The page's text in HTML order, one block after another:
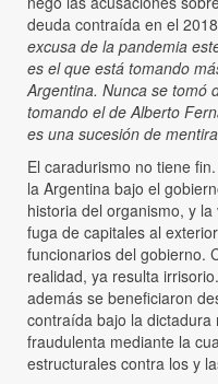
deuda contraída en el
excusa de la pandemia
es el que está tomando
Argentina. Nunca se tomó
tomando el de Alberto
es una sucesión de
El caradurismo no tiene
la Argentina bajo el
historia del organismo, y
fuga de capitales al
funcionarios del gobierno.
realidad, ya resulta
además se beneficiaron
contraída bajo la
fraudulenta mediante la
estructurales contra los y